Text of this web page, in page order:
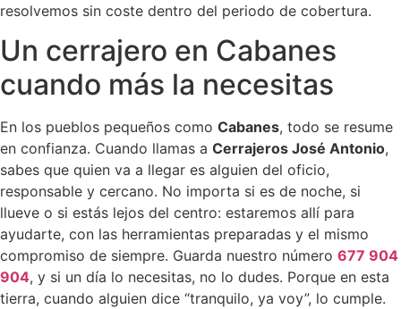
resolvemos sin coste dentro del periodo de cobertura.
Un cerrajero en Cabanes
cuando más la necesitas
En los pueblos pequeños como Cabanes, todo se resume
en confianza. Cuando llamas a Cerrajeros José Antonio,
sabes que quien va a llegar es alguien del oficio,
responsable y cercano. No importa si es de noche, si
llueve o si estás lejos del centro: estaremos allí para
ayudarte, con las herramientas preparadas y el mismo
compromiso de siempre. Guarda nuestro número 677 904
904, y si un día lo necesitas, no lo dudes. Porque en esta
tierra, cuando alguien dice “tranquilo, ya voy”, lo cumple.